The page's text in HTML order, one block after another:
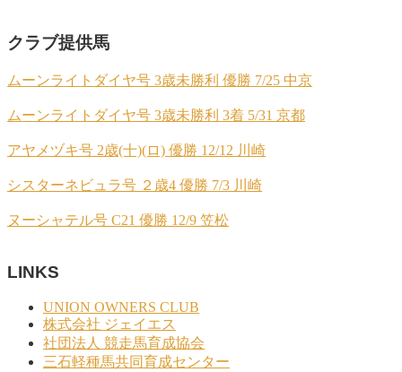
クラブ提供馬
ムーンライトダイヤ号 3歳未勝利 優勝 7/25 中京
ムーンライトダイヤ号 3歳未勝利 3着 5/31 京都
アヤメヅキ号 2歳(十)(ロ) 優勝 12/12 川崎
シスターネビュラ号 ２歳4 優勝 7/3 川崎
ヌーシャテル号 C21 優勝 12/9 笠松
LINKS
UNION OWNERS CLUB
株式会社 ジェイエス
社団法人 競走馬育成協会
三石軽種馬共同育成センター